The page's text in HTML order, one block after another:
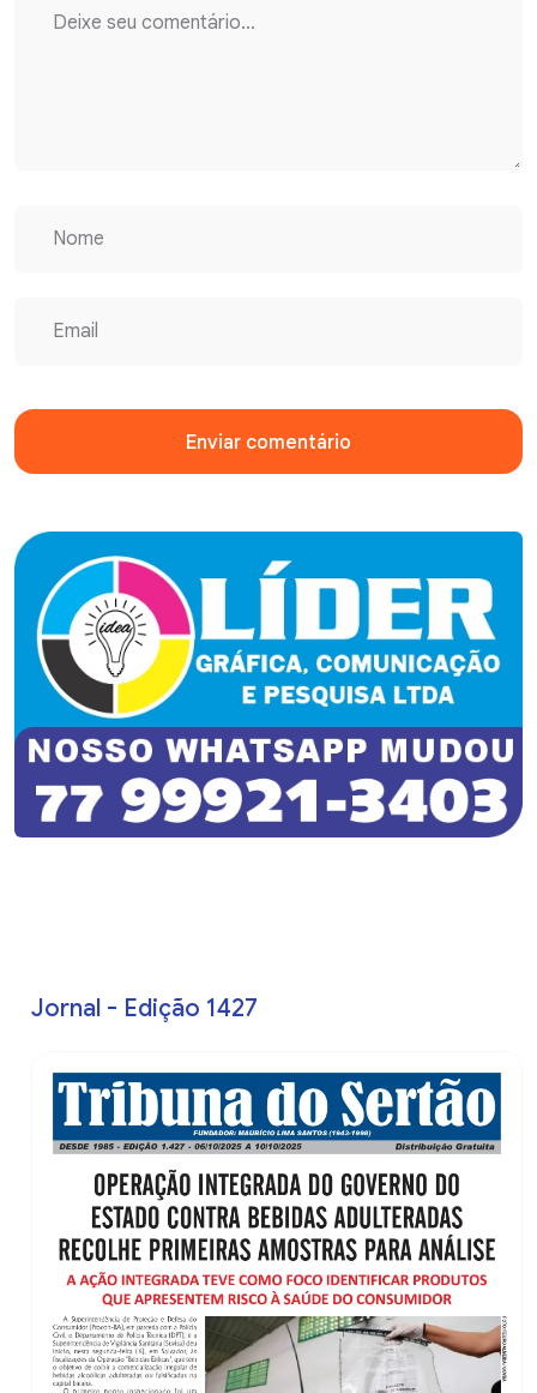
Enviar comentário
Jornal - Edição 1427